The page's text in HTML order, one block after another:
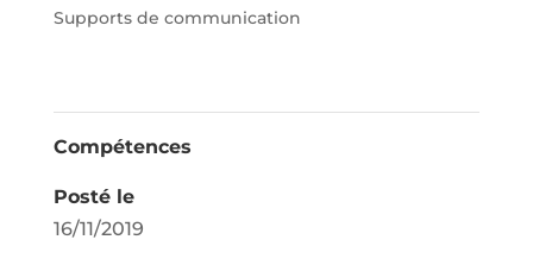
Supports de communication
Compétences
Posté le
16/11/2019